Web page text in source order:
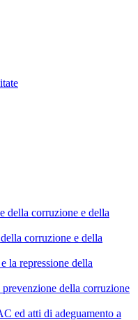
della corruzione e della
corruzione e della
la repressione della
della corruzione
ed atti di adeguamento a